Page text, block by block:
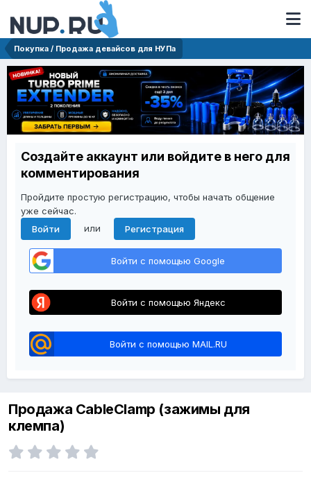
Покупка / Продажа девайсов для НУПа
Создайте аккаунт или войдите в него для
комментирования
Пройдите простую регистрацию, чтобы начать общение
уже сейчас.
Войти
или Регистрация
Войти с помощью Google
Войти с помощью Яндекс
Войти с помощью MAIL.RU
Продажа CableClamp (зажимы для
клемпа)